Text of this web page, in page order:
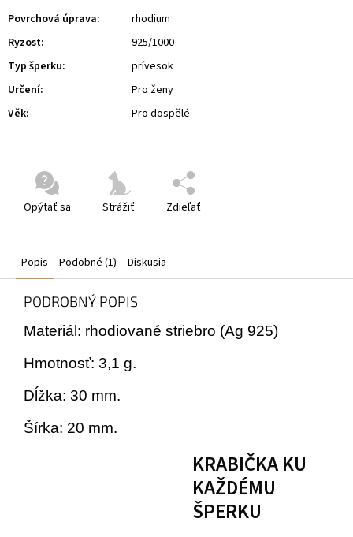
Opýtať sa Strážiť Zdieľať
Povrchová úprava:
rhodium
Ryzost:
925/1000
Typ šperku:
prívesok
Určení:
Pro ženy
Věk: Pro dospělé
Popis Podobné (1) Diskusia
PODROBNÝ POPIS
Materiál: rhodiované striebro (Ag 925)
Hmotnosť: 3,1 g.
Dĺžka: 30 mm.
Šírka: 20 mm.
KRABIČKA KU
KAŽDÉMU
ŠPERKU